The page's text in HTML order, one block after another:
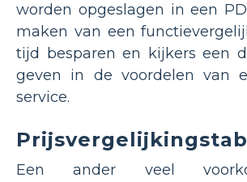
worden opgeslagen in een
maken van een
tijd besparen en kijkers een
geven in de voordelen van
service.
Een ander veel